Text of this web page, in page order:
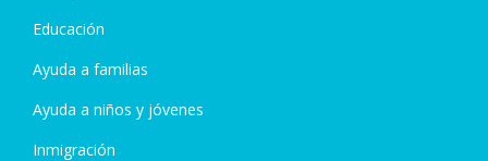
Educación
Ayuda a familias
Ayuda a niños y jóvenes
Inmigración